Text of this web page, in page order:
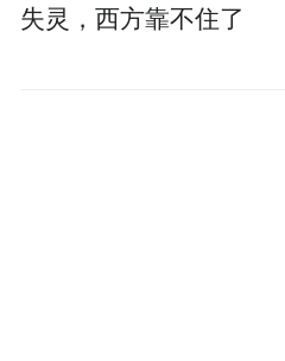
失灵，西方靠不住了